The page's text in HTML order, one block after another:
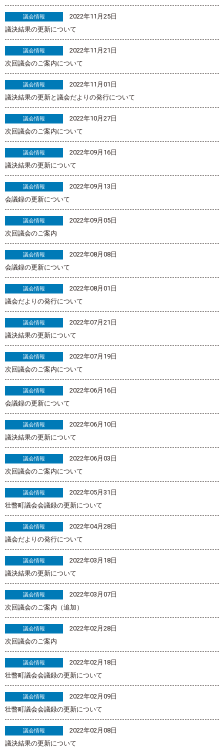
議会情報
2022年11月25日
議決結果の更新について
議会情報
2022年11月21日
次回議会のご案内について
議会情報
2022年11月01日
議決結果の更新と議会だよりの発行について
議会情報
2022年10月27日
次回議会のご案内について
議会情報
2022年09月16日
議決結果の更新について
議会情報
2022年09月13日
会議録の更新について
議会情報
2022年09月05日
次回議会のご案内
議会情報
2022年08月08日
会議録の更新について
議会情報
2022年08月01日
議会だよりの発行について
議会情報
2022年07月21日
議決結果の更新について
議会情報
2022年07月19日
次回議会のご案内について
議会情報
2022年06月16日
会議録の更新について
議会情報
2022年06月10日
議決結果の更新について
議会情報
2022年06月03日
次回議会のご案内について
議会情報
2022年05月31日
壮瞥町議会会議録の更新について
議会情報
2022年04月28日
議会だよりの発行について
議会情報
2022年03月18日
議決結果の更新について
議会情報
2022年03月07日
次回議会のご案内（追加）
議会情報
2022年02月28日
次回議会のご案内
議会情報
2022年02月18日
壮瞥町議会会議録の更新について
議会情報
2022年02月09日
壮瞥町議会会議録の更新について
議会情報
2022年02月08日
議決結果の更新について